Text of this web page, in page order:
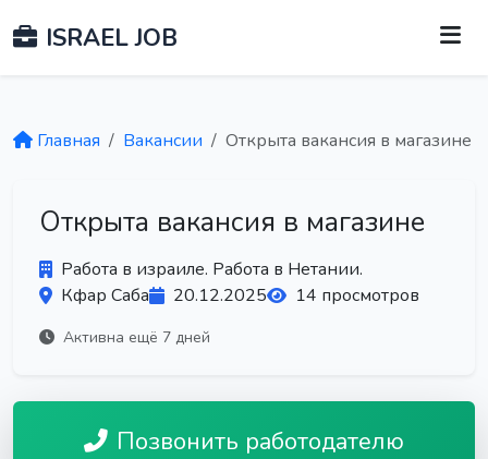
ISRAEL JOB
Главная Вакансии Открыта вакансия в магазине
Открыта вакансия в магазине
Работа в израиле. Работа в Нетании.
Кфар Саба
20.12.2025 14 просмотров
Активна ещё 7 дней
Позвонить работодателю